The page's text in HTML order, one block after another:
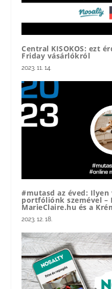
Central KISOKOS: ezt
Friday vásárlókról
2023. 11. 14.
#mutasd az éved:
portfóliónk szemével –
MarieClaire.hu és a
2023. 12. 18.